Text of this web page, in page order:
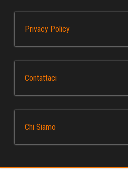
Privacy Policy
Contattaci
Chi Siamo